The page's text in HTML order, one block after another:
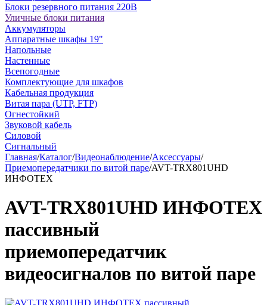
Блоки резервного питания 220В
Уличные блоки питания
Аккумуляторы
Аппаратные шкафы 19"
Напольные
Настенные
Всепогодные
Комплектующие для шкафов
Кабельная продукция
Витая пара (UTP, FTP)
Огнестойкий
Звуковой кабель
Силовой
Сигнальный
Главная/Каталог/Видеонаблюдение/Аксессуары/
Приемопередатчики по витой паре/AVT-TRX801UHD
ИНФОТЕХ
AVT-TRX801UHD ИНФОТЕХ
пассивный
приемопередатчик
видеосигналов по витой паре